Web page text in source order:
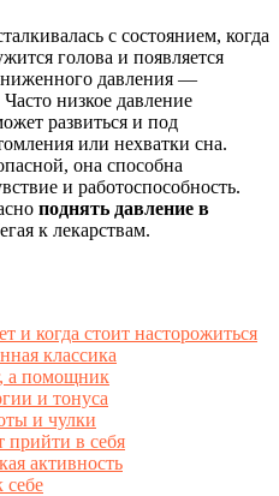
с состоянием, когда
голова и появляется
давления —
низкое давление
развиться и под
или нехватки сна.
она способна
и работоспособность.
поднять давление в
к лекарствам.
и когда стоит насторожиться
классика
а помощник
и тонуса
и чулки
прийти в себя
активность